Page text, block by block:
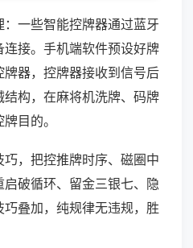
一些智能控牌器通过蓝牙
接。手机端软件预设好牌
器，控牌器接收到信号后
构，在麻将机洗牌、码牌
目的。
，把控推牌时序、磁圈中
破循环、留金三银七、隐
叠加，纯规律无违规，胜